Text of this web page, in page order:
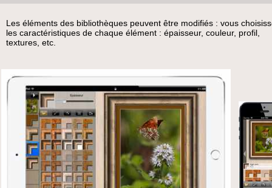
Les éléments des bibliothèques peuvent être modifiés : vous
les caractéristiques de chaque élément : épaisseur, couleur, profil,
textures, etc.